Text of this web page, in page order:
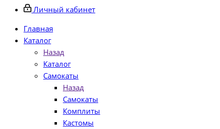
Личный кабинет
Главная
Каталог
Назад
Каталог
Самокаты
Назад
Самокаты
Комплиты
Кастомы